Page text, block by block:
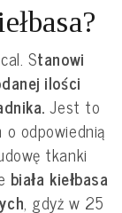
Stanowi
ilości
Jest to
odpowiednią
tkanki
biała kiełbasa
, gdyż w 25